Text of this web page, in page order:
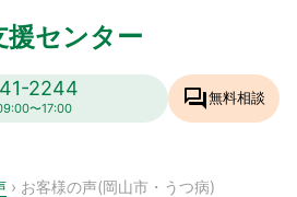
援センター
2244
〜17:00 forum無料相談
› お客様の声(岡山市・うつ病)